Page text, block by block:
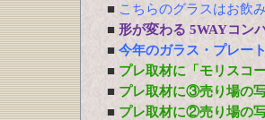
■ こちらのグラスはお飲
■ 形が変わる 5WAYコン
■ 今年のガラス・プレー
■ プレ取材に「モリスコ
■ プレ取材に③売り場の
■ プレ取材に②売り場の